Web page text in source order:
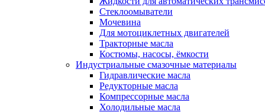
Стеклоомыватели
Мочевина
Для мотоциклетных двигателей
Тракторные масла
Костюмы, насосы, ёмкости
Индустриальные смазочные материалы
Гидравлические масла
Редукторные масла
Компрессорные масла
Холодильные масла